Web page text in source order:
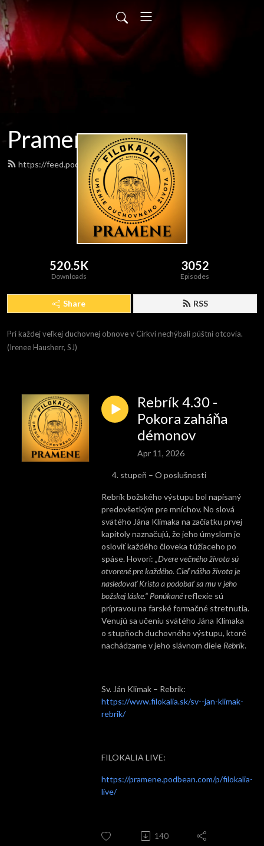
Pramene
https://feed.podbean.com/pramene/feed.xml
520.5K
Downloads
3052
Episodes
Share RSS
Pri každej veľkej duchovnej obnove v Cirkvi nechýbali púštni otcovia.
(Irenee Hausherr, SJ)
Rebrík 4.30 -
Pokora zaháňa
démonov
Apr 11, 2026
stupeň – O poslušnosti
Rebrík božského výstupu bol napísaný
predovšetkým pre mníchov. No slová
svätého Jána Klimaka na začiatku prvej
kapitoly naznačujú, že jeho úmyslom je
osloviť každého človeka túžiaceho po
spáse. Hovorí: „Dvere večného života sú
otvorené pre každého. Cieľ nášho života je
nasledovať Krista a podobať sa mu v jeho
božskej láske.“ Ponúkanéreflexie sú
prípravou na farské formačné stretnutia.
Venujú sa učeniu svätého Jána Klimaka
o stupňoch duchovného výstupu, ktoré
nachádzame v jeho slávnom diele Rebrík.
Sv. Ján Klimak – Rebrík:
https://www.filokalia.sk/sv--jan-klimak-
rebrik/
FILOKALIA LIVE:
https://pramene.podbean.com/p/filokalia-
live/
140